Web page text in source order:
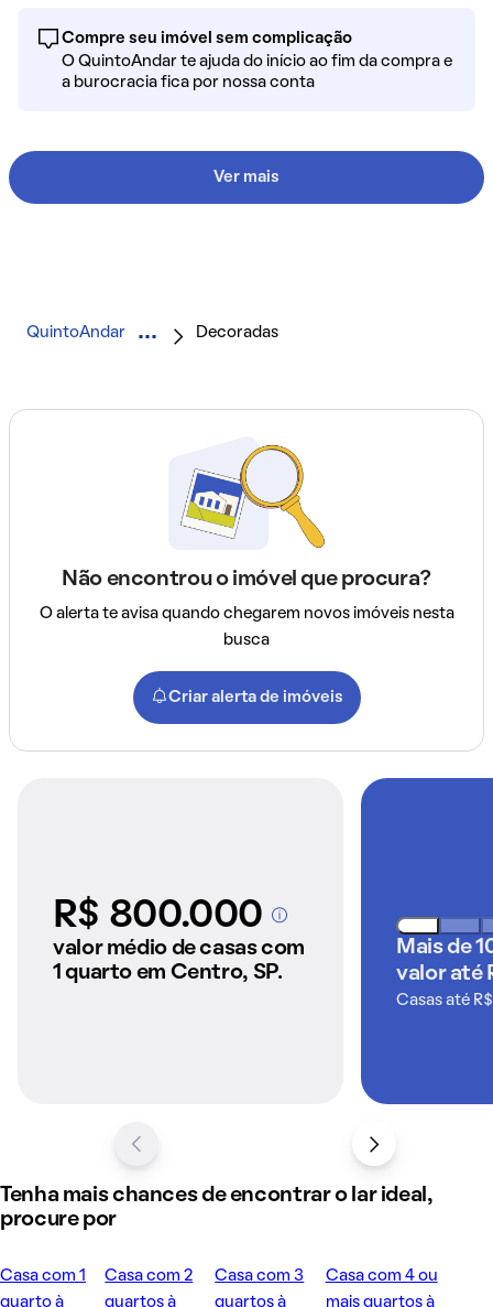
Compre seu imóvel sem complicação
O QuintoAndar te ajuda do início ao fim da compra e
a burocracia fica por nossa conta
Ver mais
QuintoAndar Decoradas
Não encontrou o imóvel que procura?
O alerta te avisa quando chegarem novos imóveis nesta
busca
Criar alerta de imóveis
R$ 800.000A partir dos imóveis
anunciados pelo
valor médio de casas com
1 quarto em Centro, SP.
Mais de
valor até
Casas até
Tenha mais chances de encontrar o lar ideal,
procure por
Casa com 1
quarto à
Casa com 2
quartos à
Casa com 3
quartos à
Casa com 4 ou
mais quartos à